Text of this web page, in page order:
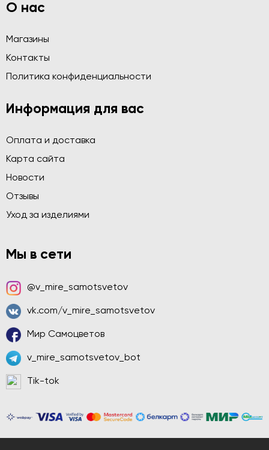
О нас
Магазины
Контакты
Политика конфиденциальности
Информация для вас
Оплата и доставка
Карта сайта
Новости
Отзывы
Уход за изделиями
Мы в сети
@v_mire_samotsvetov
vk.com/v_mire_samotsvetov
Мир Самоцветов
v_mire_samotsvetov_bot
Tik-tok